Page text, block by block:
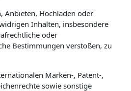
Anbieten, Hochladen oder
Inhalten, insbesondere
oder
Bestimmungen verstoßen, zu
Marken-, Patent-,
sowie sonstige